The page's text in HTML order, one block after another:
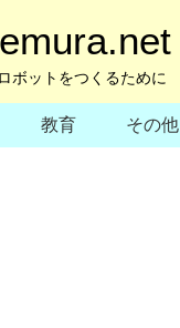
ボットをつくるために
教育 その他